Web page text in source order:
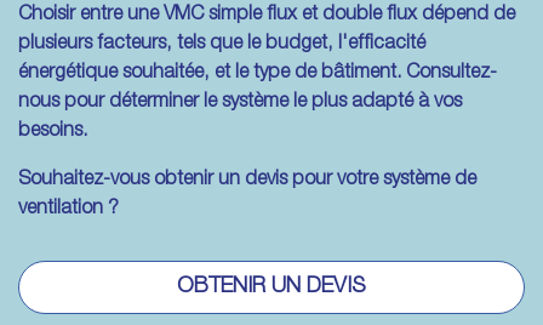
Choisir entre une VMC simple flux et double flux dépend de
plusieurs facteurs, tels que le budget, l'efficacité
énergétique souhaitée, et le type de bâtiment. Consultez-
nous pour déterminer le système le plus adapté à vos
besoins.
Souhaitez-vous obtenir un devis pour votre système de
ventilation ?
OBTENIR UN DEVIS